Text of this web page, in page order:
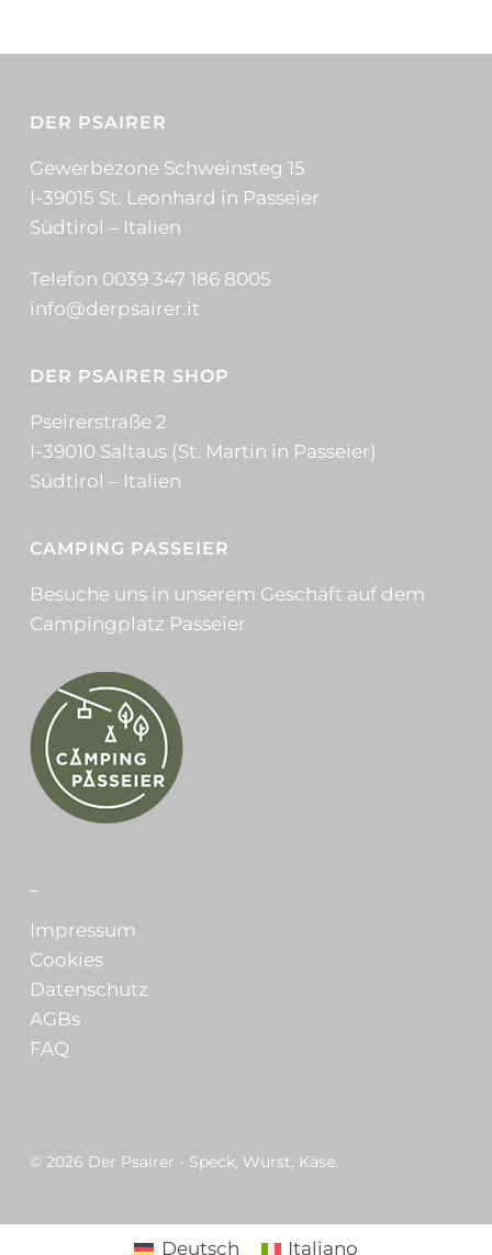
DER PSAIRER
Gewerbezone Schweinsteg 15
I-39015 St. Leonhard in Passeier
Südtirol – Italien
Telefon 0039 347 186 8005
info@derpsairer.it
DER PSAIRER SHOP
Pseirerstraße 2
I-39010 Saltaus (St. Martin in Passeier)
Südtirol – Italien
CAMPING PASSEIER
Besuche uns in unserem Geschäft auf dem
Campingplatz Passeier
Impressum
Cookies
Datenschutz
AGBs
FAQ
© 2026 Der Psairer - Speck, Wurst, Käse.
Deutsch Italiano